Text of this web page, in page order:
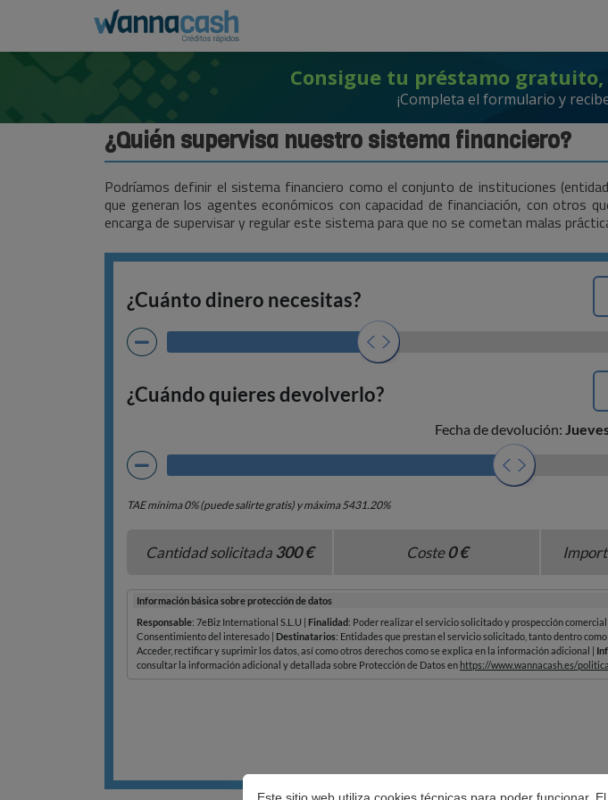
Este sitio web utiliza cookies técnicas para poder funcionar.
Consigue tu préstamo
¡Completa el formulario y
¿Quién supervisa nuestro sistema financiero?
Podríamos definir el sistema financiero como el conjunto de instituciones
que generan los agentes económicos con capacidad de financiación, con otros
encarga de supervisar y regular este sistema para que no se cometan malas